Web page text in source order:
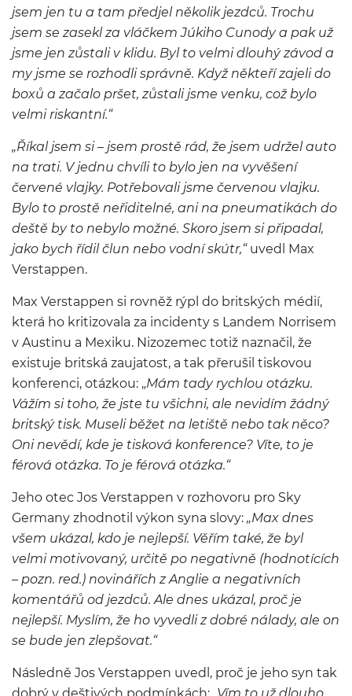
jsem jen tu a tam předjel několik jezdců. Trochu
jsem se zasekl za vláčkem Júkiho Cunody a pak už
jsme jen zůstali v klidu. Byl to velmi dlouhý závod a
my jsme se rozhodli správně. Když někteří zajeli do
boxů a začalo pršet, zůstali jsme venku, což bylo
velmi riskantní.“
„Říkal jsem si – jsem prostě rád, že jsem udržel auto
na trati. V jednu chvíli to bylo jen na vyvěšení
červené vlajky. Potřebovali jsme červenou vlajku.
Bylo to prostě neřiditelné, ani na pneumatikách do
deště by to nebylo možné. Skoro jsem si připadal,
jako bych řídil člun nebo vodní skútr,“uvedl Max
Verstappen.
Max Verstappen si rovněž rýpl do britských médií,
která ho kritizovala za incidenty s Landem Norrisem
v Austinu a Mexiku. Nizozemec totiž naznačil, že
existuje britská zaujatost, a tak přerušil tiskovou
konferenci, otázkou: „Mám tady rychlou otázku.
Vážím si toho, že jste tu všichni, ale nevidím žádný
britský tisk. Museli běžet na letiště nebo tak něco?
Oni nevědí, kde je tisková konference? Víte, to je
férová otázka. To je férová otázka.“
Jeho otec Jos Verstappen v rozhovoru pro Sky
Germany zhodnotil výkon syna slovy: „Max dnes
všem ukázal, kdo je nejlepší. Věřím také, že byl
velmi motivovaný, určitě po negativně (hodnotících
– pozn. red.) novinářích z Anglie a negativních
komentářů od jezdců. Ale dnes ukázal, proč je
nejlepší. Myslím, že ho vyvedli z dobré nálady, ale on
se bude jen zlepšovat.“
Následně Jos Verstappen uvedl, proč je jeho syn tak